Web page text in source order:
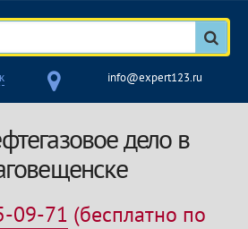
info@expert123.ru
дело в
09-71 (бесплатно по